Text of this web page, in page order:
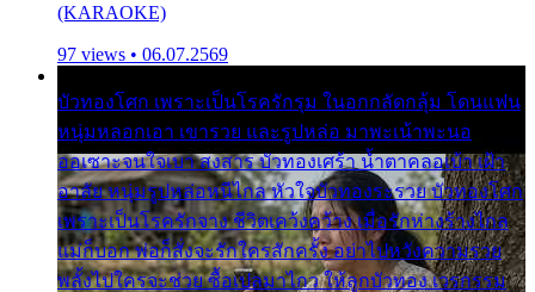
(KARAOKE)
97 views • 06.07.2569
บัวทองโศก เพราะเป็นโรครักรุม ในอกกลัดกลุ้ม โดนแฟน
หนุ่มหลอกเอา เขารวย และรูปหล่อ มาพะเน้าพะนอ
ออเซาะจนใจเบา สงสาร บัวทองเศร้า น้ำตาคลอเบ้า เฝ้า
อาลัย หนุ่มรูปหล่อหนีไกล หัวใจบัวทองระรวย บัวทองโศก
เพราะเป็นโรครักจาง ชีวิตเคว้งคว้าง เมื่อรักห่างร้างไกล
แม่ก็บอก พ่อก็สั่งจะรักใครสักครั้ง อย่าไปหวังความรวย
พลั้งไปใครจะช่วย ซื้อเปลมาไกว ให้ลูกบัวทอง เวรกรรม